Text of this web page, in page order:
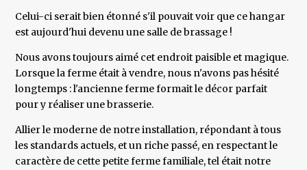
Celui-ci serait bien étonné s'il pouvait voir que ce hangar
est aujourd'hui devenu une salle de brassage !
Nous avons toujours aimé cet endroit paisible et magique.
Lorsque la ferme était à vendre, nous n'avons pas hésité
longtemps : l'ancienne ferme formait le décor parfait
pour y réaliser une brasserie.
Allier le moderne de notre installation, répondant à tous
les standards actuels, et un riche passé, en respectant le
caractère de cette petite ferme familiale, tel était notre